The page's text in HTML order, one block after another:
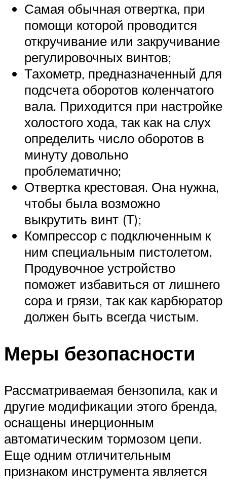
Самая обычная отвертка, при
помощи которой проводится
откручивание или закручивание
регулировочных винтов;
Тахометр, предназначенный для
подсчета оборотов коленчатого
вала. Приходится при настройке
холостого хода, так как на слух
определить число оборотов в
минуту довольно
проблематично;
Отвертка крестовая. Она нужна,
чтобы была возможно
выкрутить винт (Т);
Компрессор с подключенным к
ним специальным пистолетом.
Продувочное устройство
поможет избавиться от лишнего
сора и грязи, так как карбюратор
должен быть всегда чистым.
Меры безопасности
Рассматриваемая бензопила, как и
другие модификации этого бренда,
оснащены инерционным
автоматическим тормозом цепи.
Еще одним отличительным
признаком инструмента является